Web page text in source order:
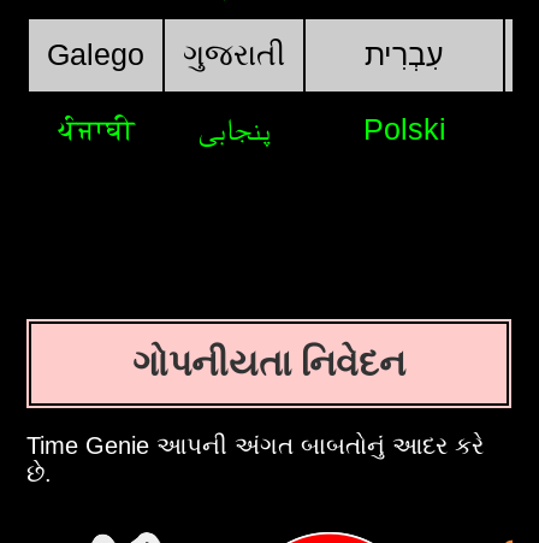
Galego ગુજરાતી עִבְרִית
ਪੰਜਾਬੀ پنجابی Polski
ગોપનીયતા નિવેદન
Time Genie આપની અંગત બાબતોનું આદર કરે
છે.